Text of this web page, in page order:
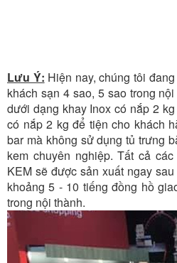
Lưu Ý: Hiện nay, chúng tôi
khách sạn 4 sao, 5 sao trong
dưới dạng khay Inox có nắp 2
có nắp 2 kg để tiện cho khách
bar mà không sử dụng tủ trưng
kem chuyên nghiệp. Tất cả
KEM sẽ được sản xuất ngay
khoảng 5 - 10 tiếng đồng hồ
trong nội thành.